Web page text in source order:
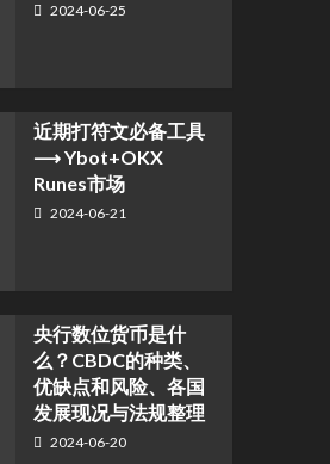
2024-06-25
近期打符文必备工具
⟶ Ybot+OKX
Runes市场
2024-06-21
央行数位货币是什
么？CBDC的种类、
优缺点和风险、各国
发展现况与法规整理
2024-06-20